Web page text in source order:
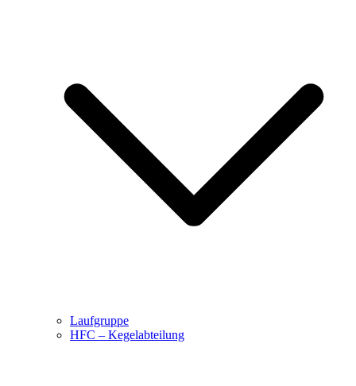
Laufgruppe
HFC – Kegelabteilung